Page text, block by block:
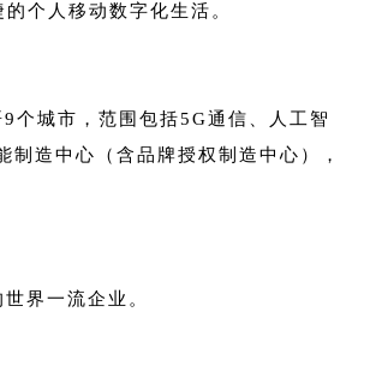
个人移动数字化生活。
个城市，范围包括5G通信、人工智
造中心（含品牌授权制造中心），
界一流企业。